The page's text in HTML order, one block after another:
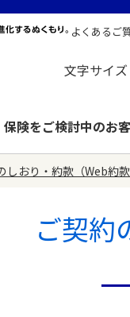
よくあるご
文字サイズ
保険をご検討中のお
しおり・約款（Web約款
ご契約